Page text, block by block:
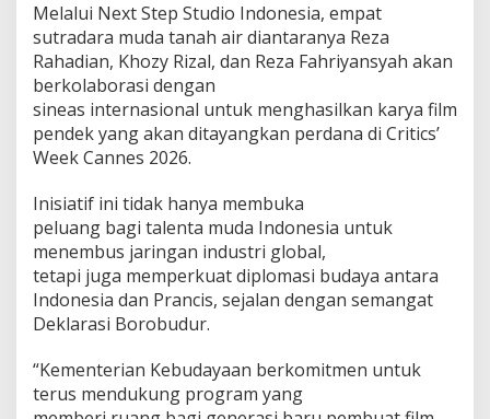
Melalui Next Step Studio Indonesia, empat
sutradara muda tanah air diantaranya Reza
Rahadian, Khozy Rizal, dan Reza Fahriyansyah akan
berkolaborasi dengan
sineas internasional untuk menghasilkan karya film
pendek yang akan ditayangkan perdana di Critics’
Week Cannes 2026.
Inisiatif ini tidak hanya membuka
peluang bagi talenta muda Indonesia untuk
menembus jaringan industri global,
tetapi juga memperkuat diplomasi budaya antara
Indonesia dan Prancis, sejalan dengan semangat
Deklarasi Borobudur.
“Kementerian Kebudayaan berkomitmen untuk
terus mendukung program yang